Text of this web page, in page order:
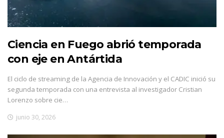
Ciencia en Fuego abrió temporada
con eje en Antártida
El ciclo de streaming de la Agencia de Innovación y el CADIC inició su
segunda temporada con una entrevista al investigador Cristian
Lorenzo sobre cie…
junio 30, 2026